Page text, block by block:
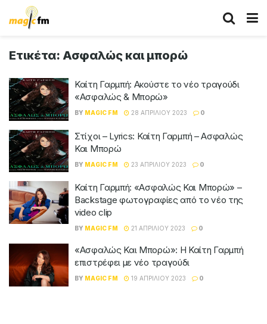
Ετικέτα: Ασφαλώς και μπορώ
Καίτη Γαρμπή: Ακούστε το νέο τραγούδι
«Ασφαλώς & Μπορώ»
BY MAGIC FM 28 ΑΠΡΙΛΊΟΥ 2023 0
Στίχοι – Lyrics: Καίτη Γαρμπή – Ασφαλώς
Και Μπορώ
BY MAGIC FM 23 ΑΠΡΙΛΊΟΥ 2023 0
Καίτη Γαρμπή: «Ασφαλώς Και Μπορώ» –
Backstage φωτογραφίες από το νέο της
video clip
BY MAGIC FM 21 ΑΠΡΙΛΊΟΥ 2023 0
«Ασφαλώς Και Μπορώ»: Η Καίτη Γαρμπή
επιστρέφει με νέο τραγούδι
BY MAGIC FM 19 ΑΠΡΙΛΊΟΥ 2023 0